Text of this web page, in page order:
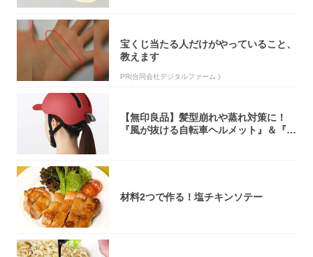
宝くじ当たる人だけがやっていること、
教えます
PR(合同会社デジタルファーム )
【無印良品】髪型崩れや蒸れ対策に！
『風が抜ける自転車ヘルメット』＆『2
材料2つで作る！塩チキンソテー